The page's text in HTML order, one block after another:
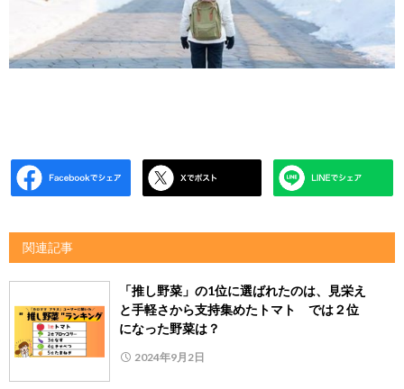
関連記事
「推し野菜」の1位に選ばれたのは、見栄え
と手軽さから支持集めたトマト では２位
になった野菜は？
2024年9月2日